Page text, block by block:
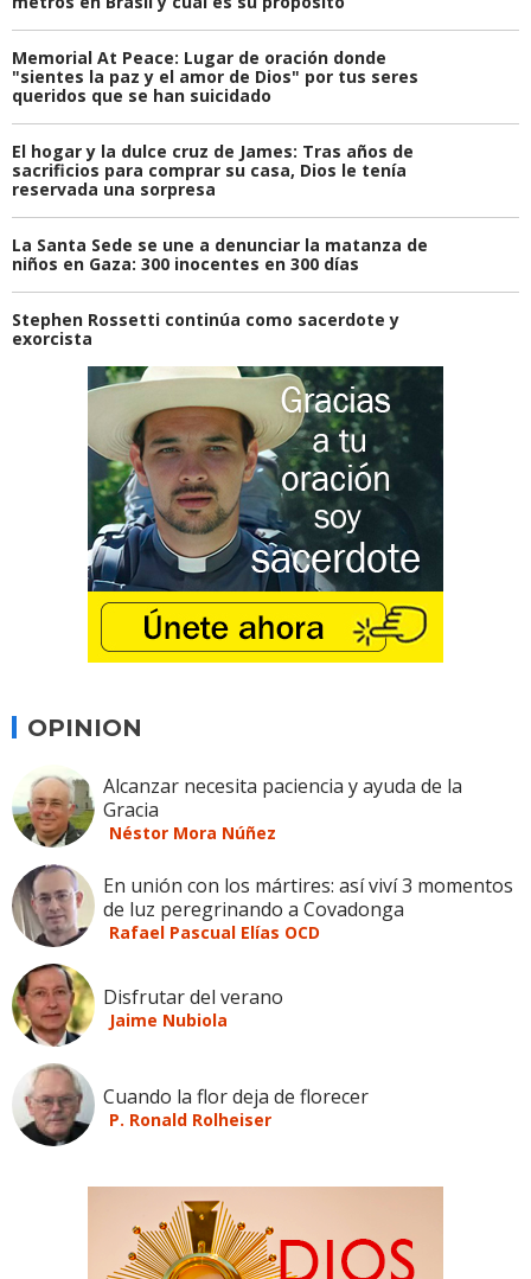
Memorial At Peace: Lugar de oración donde
"sientes la paz y el amor de Dios" por tus seres
queridos que se han suicidado
El hogar y la dulce cruz de James: Tras años de
sacrificios para comprar su casa, Dios le tenía
reservada una sorpresa
La Santa Sede se une a denunciar la matanza de
niños en Gaza: 300 inocentes en 300 días
Stephen Rossetti continúa como sacerdote y
exorcista
OPINION
Alcanzar necesita paciencia y ayuda de la
Gracia
Néstor Mora Núñez
En unión con los mártires: así viví 3 momentos
de luz peregrinando a Covadonga
Rafael Pascual Elías OCD
Disfrutar del verano
Jaime Nubiola
Cuando la flor deja de florecer
P. Ronald Rolheiser